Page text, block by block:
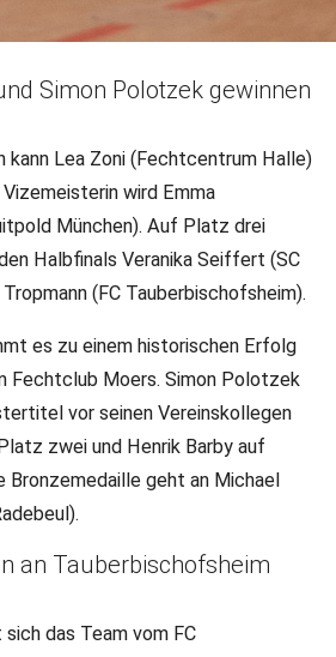
Wettkampf
Meisterschaft
in Moers die Deutsche
im Florett statt. Neben einer
und Finalbahn konnten sich die
über groß aufgezogene
Simon Polotzek gewinnen
kann Lea Zoni (Fechtcentrum Halle)
wird Emma
München). Auf Platz drei
Halbfinals Veranika Seiffert (SC
(FC Tauberbischofsheim).
es zu einem historischen Erfolg
Fechtclub Moers. Simon Polotzek
vor seinen Vereinskollegen
zwei und Henrik Barby auf
Bronzemedaille geht an Michael
an Tauberbischofsheim
das Team vom FC